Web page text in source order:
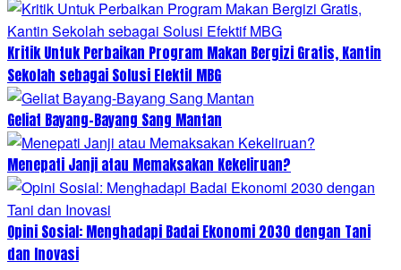
Kritik Untuk Perbaikan Program Makan Bergizi Gratis, Kantin
Sekolah sebagai Solusi Efektif MBG
Geliat Bayang-Bayang Sang Mantan
Menepati Janji atau Memaksakan Kekeliruan?
Opini Sosial: Menghadapi Badai Ekonomi 2030 dengan Tani
dan Inovasi